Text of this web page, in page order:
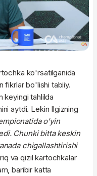
ko'rsatilganida
fikrlar bo'lishi tabiiy.
keyingi tahlilda
aytdi. Lekin Ilgizning
o'yin
Chunki bitta keskin
chigallashtirishi
va qizil kartochkalar
baribir katta